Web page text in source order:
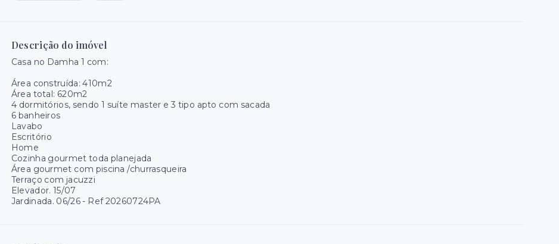
Descrição do imóvel
Casa no Damha 1 com:
Área construída: 410m2
Área total: 620m2
4 dormitórios, sendo 1 suíte master e 3 tipo apto com sacada
6 banheiros
Lavabo
Escritório
Home
Cozinha gourmet toda planejada
Área gourmet com piscina /churrasqueira
Terraço com jacuzzi
Elevador. 15/07
Jardinada. 06/26 - Ref 20260724PA